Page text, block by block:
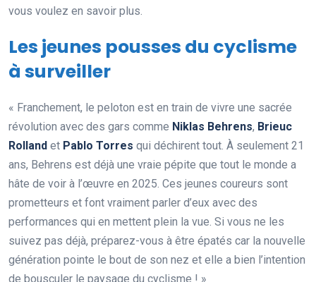
vous voulez en savoir plus.
Les jeunes pousses du cyclisme
à surveiller
« Franchement, le peloton est en train de vivre une sacrée
révolution avec des gars comme Niklas Behrens, Brieuc
Rolland et Pablo Torres qui déchirent tout. À seulement 21
ans, Behrens est déjà une vraie pépite que tout le monde a
hâte de voir à l’œuvre en 2025. Ces jeunes coureurs sont
prometteurs et font vraiment parler d’eux avec des
performances qui en mettent plein la vue. Si vous ne les
suivez pas déjà, préparez-vous à être épatés car la nouvelle
génération pointe le bout de son nez et elle a bien l’intention
de bousculer le paysage du cyclisme ! »